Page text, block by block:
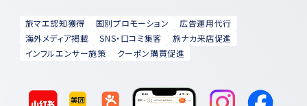
旅マエ認知獲得 国別プロモーション
広告運用代行
海外メディア掲載
SNS・口コミ集客
旅ナカ来店促進
インフルエンサー施策
クーポン購買促進